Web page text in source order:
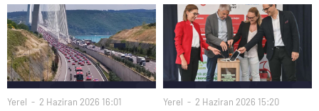
Yerel 2 Haziran 2026 16:01 Yerel 2 Haziran 2026 15:20